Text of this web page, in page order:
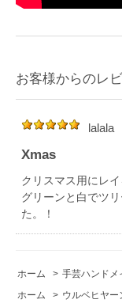
お客様からのレ
lalala
Xmas
クリスマス用にレイ
グリーンと白でツ
た。！
ホーム > 手芸ハンドメ
ホーム
> ウルベヒヤー